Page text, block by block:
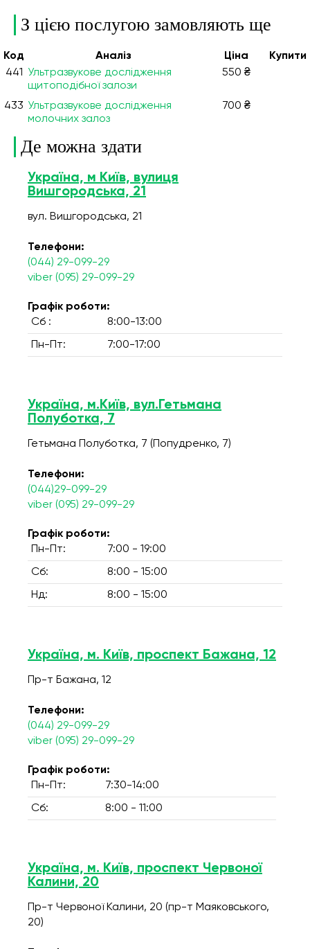
З цією послугою замовляють ще
Код Аналiз Ціна
Купити
441
Ультразвукове дослідження
щитоподібної залози
550 ₴
433 Ультразвукове дослідження
молочних залоз
700 ₴
Де можна здати
Україна, м Київ, вулиця
Вишгородська, 21
вул. Вишгородська, 21
Телефони:
(044) 29-099-29
viber (095) 29-099-29
Графік роботи:
Сб :
8:00-13:00
Пн-Пт: 7:00-17:00
Україна, м.Київ, вул.Гетьмана
Полуботка, 7
Гетьмана Полуботка, 7 (Попудренко, 7)
Телефони:
(044)29-099-29
viber (095) 29-099-29
Графік роботи:
Пн-Пт:
7:00 - 19:00
Сб: 8:00 - 15:00
Нд: 8:00 - 15:00
Україна, м. Київ, проспект Бажана, 12
Пр-т Бажана, 12
Телефони:
(044) 29-099-29
viber (095) 29-099-29
Графік роботи:
Пн-Пт:
7:30-14:00
Сб: 8:00 - 11:00
Україна, м. Київ, проспект Червоної
Калини, 20
Пр-т Червоної Калини, 20 (пр-т Маяковського,
20)